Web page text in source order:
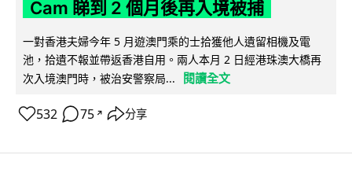
Cam 睇到 2 個月後再入境被捕
一對香港夫婦今年 5 月遊澳門乘的士拾獲他人遺留相機及電
池，拾遺不報並帶返香港自用。兩人本月 2 日經港珠澳大橋再
次入境澳門時，被治安警察局...
閱讀全文
532 75 ↗ 分享